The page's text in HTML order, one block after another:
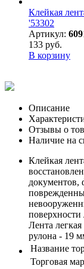
Клейкая
'53302
Артикул:
133 руб.
В корзину
Описание
Отзывы о
Наличие на
Клейкая
документов,
Лента
рулона - 19
Название
Торговая